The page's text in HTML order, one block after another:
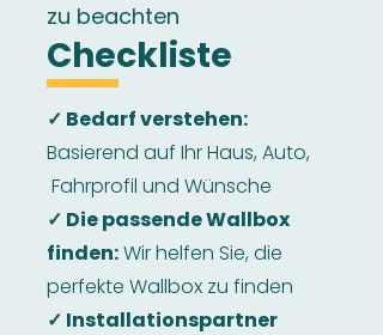
zu beachten
Checkliste
✓ Bedarf verstehen:
Basierend auf Ihr Haus, Auto,
Fahrprofil und Wünsche
✓ Die passende Wallbox
finden:Wir helfen Sie, die
perfekte Wallbox zu finden
✓ Installationspartner